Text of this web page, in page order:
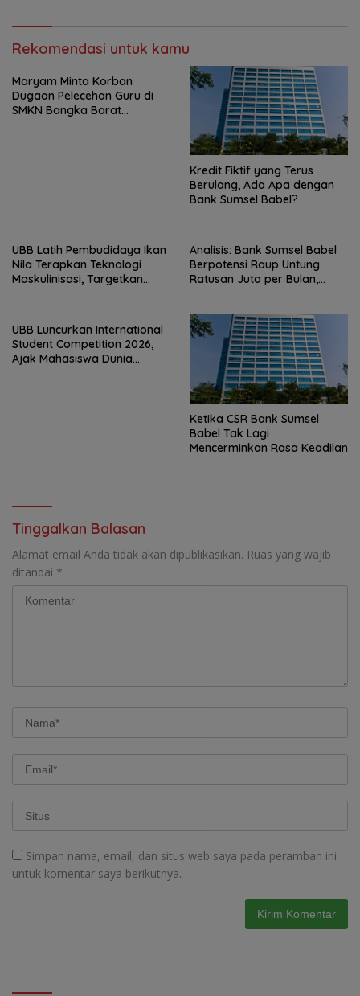
Rekomendasi untuk kamu
Maryam Minta Korban
Dugaan Pelecehan Guru di
SMKN Bangka Barat
Kredit Fiktif yang Terus
Berulang, Ada Apa dengan
Bank Sumsel Babel?
UBB Latih Pembudidaya Ikan
Nila Terapkan Teknologi
Maskulinisasi, Targetkan
Analisis: Bank Sumsel Babel
Berpotensi Raup Untung
Ratusan Juta per Bulan,
M?
UBB Luncurkan International
Student Competition 2026,
Ajak Mahasiswa Dunia
Ketika CSR Bank Sumsel
Babel Tak Lagi
Mencerminkan Rasa Keadilan
Tinggalkan Balasan
Alamat email Anda tidak akan dipublikasikan. Ruas yang wajib
ditandai *
Simpan nama, email, dan situs web saya pada peramban ini
untuk komentar saya berikutnya.